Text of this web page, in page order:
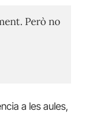
Però no
a les aules,